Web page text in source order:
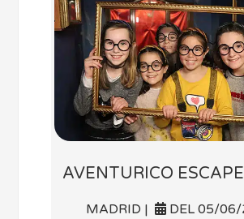
AVENTURICO
MADRID |
DEL 05/06/